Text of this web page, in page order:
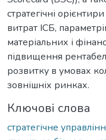
стратегічні
витрат ІСБ,
матеріальних і
підвищення
розвитку в умовах
зовнішніх ринках.
Ключові слова
стратегічне